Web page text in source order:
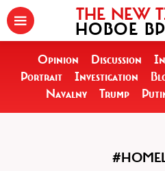
THE NEW
НОВОЕ
Opinion Discussion
Portrait
Investigation
Navalny
Trump